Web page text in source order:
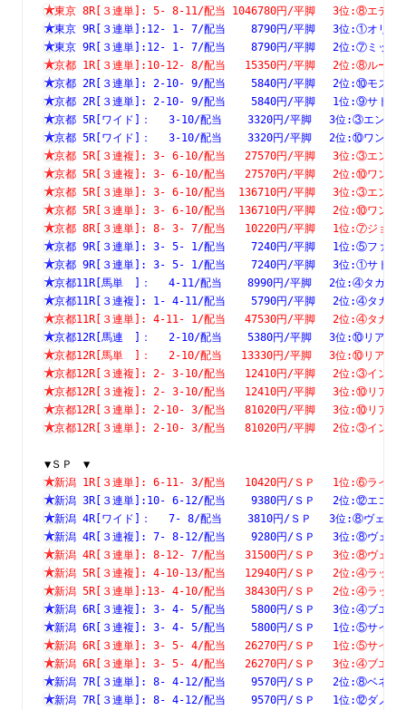
東京 8R[３連単]: 5- 8-11/配当 1046780円/平脚　
東京 9R[３連単]:12- 1- 7/配当    8790円/平脚　 3位:①オリバ
東京 9R[３連単]:12- 1- 7/配当    8790円/平脚　 2位:⑦ミッキ
京都 1R[３連単]:10-12- 8/配当   15350円/平脚　 2
京都 2R[３連単]: 2-10- 9/配当    5840円/平脚　 2
京都 2R[３連単]: 2-10- 9/配当    5840円/平脚　
京都 5R[ワイド]：　 3-10/配当    3320円/平脚　 3
京都 5R[ワイド]：　 3-10/配当    3320円/平脚　 2位
京都 5R[３連複]: 3- 6-10/配当   27570円/平脚　 3
京都 5R[３連複]: 3- 6-10/配当   27570円/平脚　 2位
京都 5R[３連単]: 3- 6-10/配当  136710円/平脚　 3
京都 5R[３連単]: 3- 6-10/配当  136710円/平脚　 2位
京都 8R[３連単]: 8- 3- 7/配当   10220円/平脚　 1
京都 9R[３連単]: 3- 5- 1/配当    7240円/平脚　 1位:⑤ファー
京都 9R[３連単]: 3- 5- 1/配当    7240円/平脚　 3位:①サトノ
京都11R[馬単　]：　 4-11/配当    8990円/平脚　 2位:④タガ
京都11R[３連複]: 1- 4-11/配当    5790円/平脚　 2位:④タガ
京都11R[３連単]: 4-11- 1/配当   47530円/平脚　 2位:④タガ
京都12R[馬連　]：　 2-10/配当    5380円/平脚
京都12R[馬単　]：　 2-10/配当   13330円/平脚
京都12R[３連複]: 2- 3-10/配当   12410円/平脚　
京都12R[３連複]: 2- 3-10/配当   12410円/平脚
京都12R[３連単]: 2-10- 3/配当   81020円/平脚
京都12R[３連単]: 2-10- 3/配当   81020円/平脚　
▼ＳＰ　▼
新潟 1R[３連単]: 6-11- 3/配当   10420円/ＳＰ　
新潟 3R[３連単]:10- 6-12/配当    9380円/ＳＰ　
新潟 4R[ワイド]：　 7- 8/配当    3810円/ＳＰ　 3
新潟 4R[３連複]: 7- 8-12/配当    9280円/ＳＰ　 3
新潟 4R[３連単]: 8-12- 7/配当   31500円/ＳＰ　
新潟 5R[３連複]: 4-10-13/配当   12940円/ＳＰ　
新潟 5R[３連単]:13- 4-10/配当   38430円/ＳＰ　
新潟 6R[３連複]: 3- 4- 5/配当    5800円/ＳＰ　 3位
新潟 6R[３連複]: 3- 4- 5/配当    5800円/ＳＰ　 1
新潟 6R[３連単]: 3- 5- 4/配当   26270円/ＳＰ　 1
新潟 6R[３連単]: 3- 5- 4/配当   26270円/ＳＰ　 3位
新潟 7R[３連単]: 8- 4-12/配当    9570円/ＳＰ
新潟 7R[３連単]: 8- 4-12/配当    9570円/ＳＰ　 1